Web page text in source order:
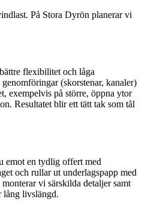
På Stora Dyrön planerar vi
flexibilitet och låga
(skorstenar, kanaler)
exempelvis på större, öppna ytor
Resultatet blir ett tätt tak som tål
emot en tydlig offert med
och rullar ut underlagspapp med
vi särskilda detaljer samt
lång livslängd.